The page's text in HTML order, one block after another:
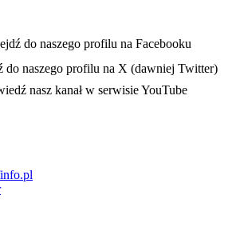
- otwiera się w nowej karcie
do naszego profilu na Facebooku
nowej karcie
do naszego profilu na X (dawniej Twitter)
otwiera się w nowej karcie
nasz kanał w serwisie YouTube